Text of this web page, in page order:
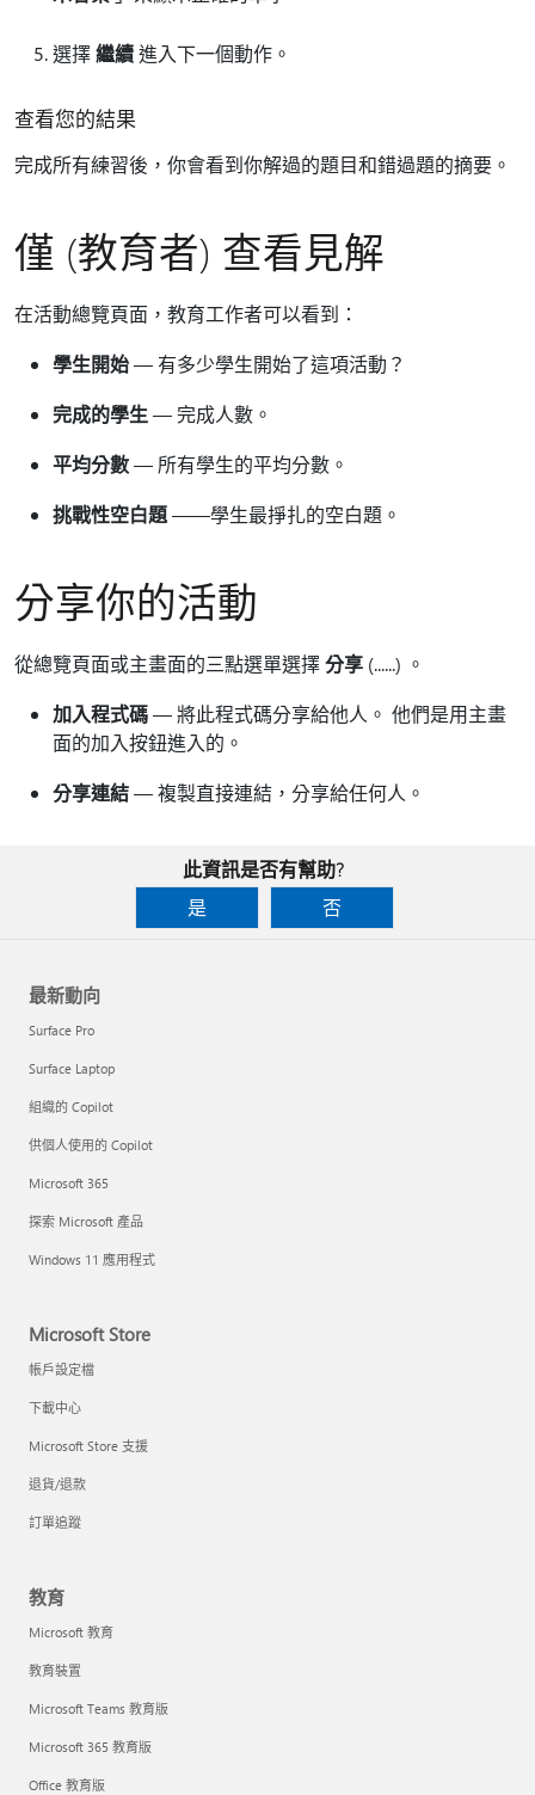
選擇繼續進入下一個動作。
查看您的結果
完成所有練習後，你會看到你解過的題目和錯過題的摘要。
僅 (教育者) 查看見解
在活動總覽頁面，教育工作者可以看到：
學生開始— 有多少學生開始了這項活動？
完成的學生 — 完成人數。
平均分數— 所有學生的平均分數。
挑戰性空白題——學生最掙扎的空白題。
分享你的活動
從總覽頁面或主畫面的三點選單選擇分享 (......) 。
加入程式碼— 將此程式碼分享給他人。 他們是用主畫
面的加入按鈕進入的。
分享連結— 複製直接連結，分享給任何人。
此資訊是否有幫助?
是
否
最新動向
Surface Pro
Surface Laptop
組織的 Copilot
供個人使用的 Copilot
Microsoft 365
探索 Microsoft 產品
Windows 11 應用程式
Microsoft Store
帳戶設定檔
下載中心
Microsoft Store 支援
退貨/退款
訂單追蹤
教育
Microsoft 教育
教育裝置
Microsoft Teams 教育版
Microsoft 365 教育版
Office 教育版